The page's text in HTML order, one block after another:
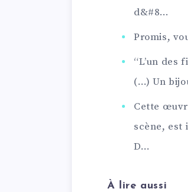
d&#8…
Promis,
“L’un des
(…) Un
Cette
scène, est
D…
À lire aussi